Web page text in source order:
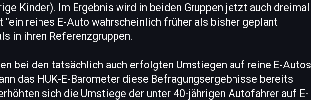
Kinder). Im Ergebnis wird in beiden Gruppen jetzt auch dreimal
"ein reines E-Auto wahrscheinlich früher als bisher geplant
in ihren Referenzgruppen.
bei den tatsächlich auch erfolgten Umstiegen auf reine E-Autos
das HUK-E-Barometer diese Befragungsergebnisse bereits
sich die Umstiege der unter 40-jährigen Autofahrer auf E-